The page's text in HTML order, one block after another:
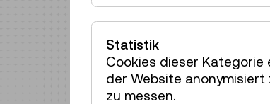
Lesealter:
Statistik
Cookies dieser Kategorie
der Website anonymisiert
zu messen.